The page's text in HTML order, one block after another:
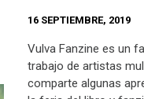
16 SEPTIEMBRE, 2019
Vulva Fanzine es un
trabajo de artistas
comparte algunas